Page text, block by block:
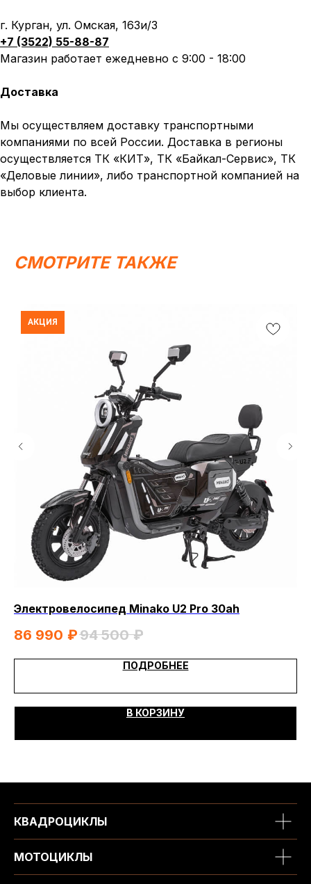
г. Курган, ул. Омская, 163и/3
+7 (3522) 55-88-87
Магазин работает ежедневно с 9:00 - 18:00
Доставка
Мы осуществляем доставку транспортными
компаниями по всей России. Доставка в регионы
осуществляется ТК «КИТ», ТК «Байкал-Сервис», ТК
«Деловые линии», либо транспортной компанией на
выбор клиента.
СМОТРИТЕ ТАКЖЕ
АКЦИЯ
Электровелосипед Minako U2 Pro 30ah
86 990 ₽94 500 ₽
ПОДРОБНЕЕ
В КОРЗИНУ
КВАДРОЦИКЛЫ
МОТОЦИКЛЫ
ИП Каканова Анна Константиновна
ОГРНИП 325450000003279
2026, МотоТехника45 Создание сайта
Вся представленная информация носит
информационный характер и ни при каких условиях не
является публичной офертой, определяемой
положениями Статьи 437 (2) ГК РФ.
Написать в Telegram